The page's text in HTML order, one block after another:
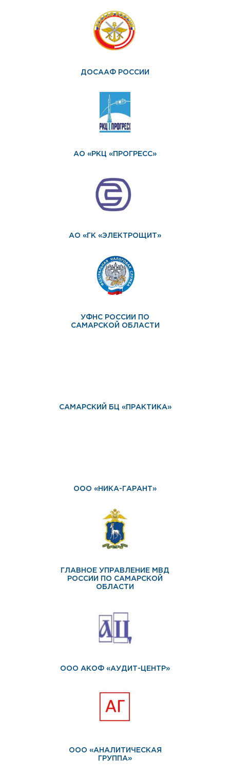
ДОСААФ РОССИИ
АО «РКЦ «ПРОГРЕСС»
АО «ГК «ЭЛЕКТРОЩИТ»
УФНС РОССИИ ПО
САМАРСКОЙ ОБЛАСТИ
САМАРСКИЙ БЦ «ПРАКТИКА»
ООО «НИКА-ГАРАНТ»
ГЛАВНОЕ УПРАВЛЕНИЕ МВД
РОССИИ ПО САМАРСКОЙ
ОБЛАСТИ
ООО АКОФ «АУДИТ-ЦЕНТР»
ООО «АНАЛИТИЧЕСКАЯ
ГРУППА»